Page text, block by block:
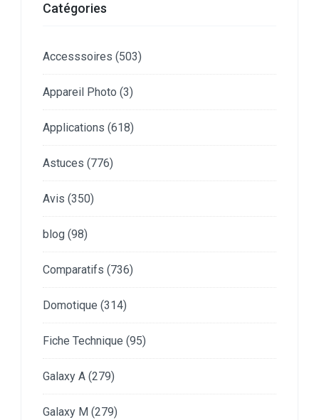
Catégories
Accesssoires (503)
Appareil Photo (3)
Applications (618)
Astuces (776)
Avis (350)
blog (98)
Comparatifs (736)
Domotique (314)
Fiche Technique (95)
Galaxy A (279)
Galaxy M (279)